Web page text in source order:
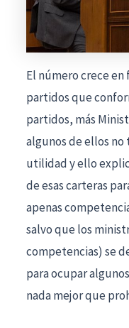
El número crece
partidos que
partidos, más
algunos de ellos
utilidad y ello
de esas carteras
apenas
salvo que los
competencias) se
para ocupar
nada mejor que